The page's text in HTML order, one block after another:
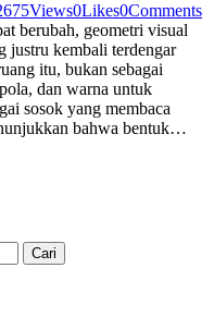
75Views0Likes0Comments
berubah, geometri visual
justru kembali terdengar
itu, bukan sebagai
dan warna untuk
sosok yang membaca
bahwa bentuk…